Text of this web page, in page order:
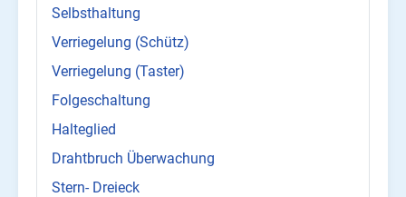
Selbsthaltung
Verriegelung (Schütz)
Verriegelung (Taster)
Folgeschaltung
Halteglied
Drahtbruch Überwachung
Stern- Dreieck